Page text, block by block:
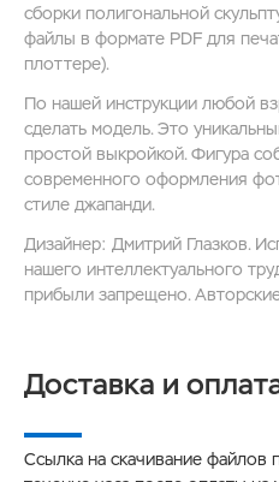
сборки полигональной
файлы в формате PDF для
плоттере).
По нашей инструкции любой
сделать модель. Это
простой выкройкой. Фигура
современного оформления
стиле джапанди.
Дизайнер: Дмитрий Глазков.
нашего интеллектуального
прибыли запрещено.
Доставка и
Ссылка на скачивание файлов